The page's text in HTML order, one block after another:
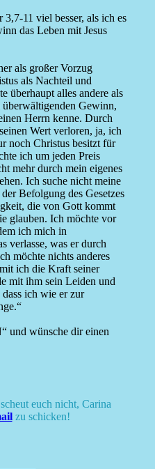
11 viel besser, als ich es
das Leben mit Jesus
als großer Vorzug
als Nachteil und
überhaupt alles andere als
Gewinn,
Herrn kenne. Durch
Wert verloren, ja, ich
noch Christus besitzt für
ich um jeden Preis
mehr durch mein eigenes
Ich suche nicht meine
Befolgung des Gesetzes
die von Gott kommt
glauben. Ich möchte vor
ich mich in
verlasse, was er durch
möchte nichts anderes
ich die Kraft seiner
mit ihm sein Leiden und
ich wie er zur
und wünsche dir einen
euch nicht, Carina
zu schicken!